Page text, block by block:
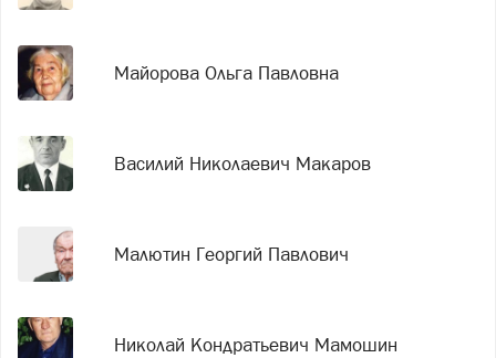
Майорова Ольга Павловна
Василий Николаевич Макаров
Малютин Георгий Павлович
Николай Кондратьевич Мамошин